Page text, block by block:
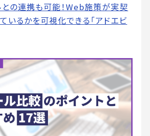
の連携も可能！Web施策が実契
いるかを可視化できる「アドエビ